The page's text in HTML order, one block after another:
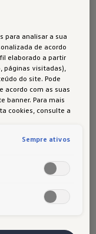
matérias-
"O ID.
nossa futura
Jozef
de
três
para analisar a sua
de acordo
elaborado a partir
páginas visitadas),
do site. Pode
acordo com as suas
banner. Para mais
cookies, consulte a
Sempre ativos